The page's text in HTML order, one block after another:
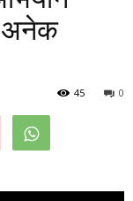
अनेक
0
45